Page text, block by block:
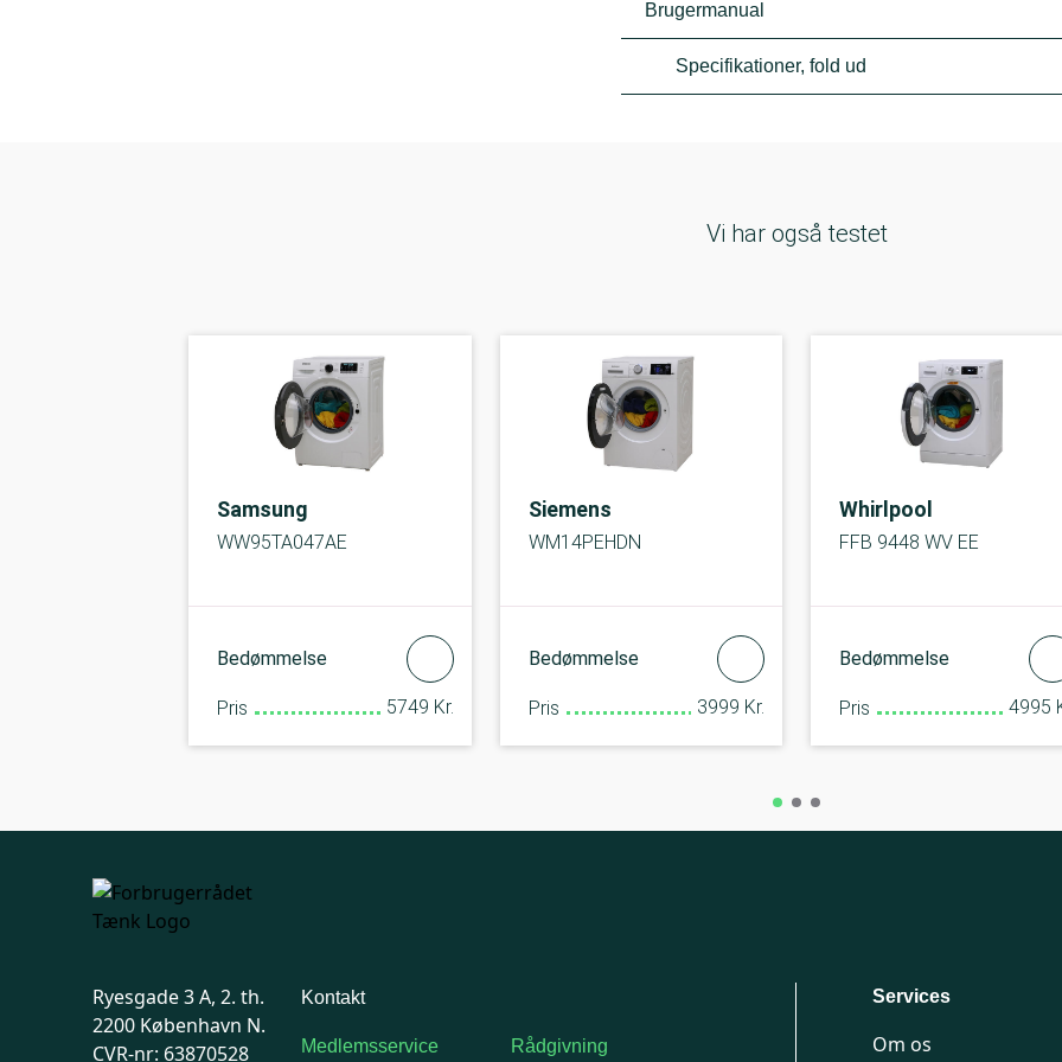
Brugermanual
Specifikationer, fold ud
Vi har også testet
Samsung
WW95TA047AE
Bedømmelse
Pris 5749 Kr.
Siemens
WM14PEHDN
Bedømmelse
Pris 3999 Kr.
Whirlpool
FFB 9448 WV EE
Bedømmelse
Pris 4995
Ryesgade 3 A, 2. th.
2200 København N.
CVR-nr: 63870528
Kontakt
Medlemsservice Rådgivning
Services
Om os